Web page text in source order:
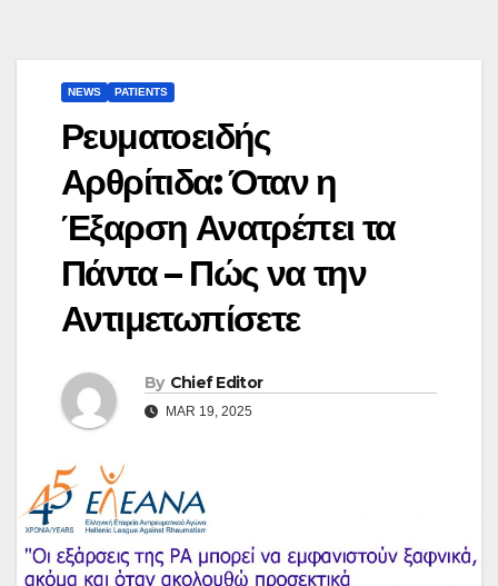
NEWS PATIENTS
Ρευματοειδής
Αρθρίτιδα: Όταν η
Έξαρση Ανατρέπει τα
Πάντα – Πώς να την
Αντιμετωπίσετε
By Chief Editor
MAR 19, 2025